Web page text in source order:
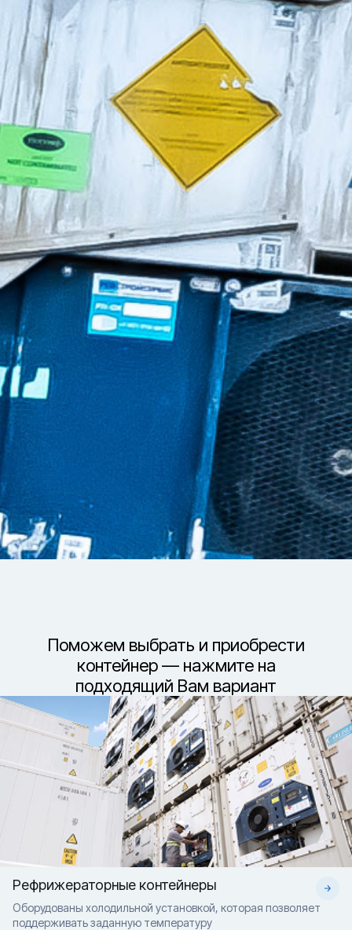
Файлы cookie
Мы используем файлы cookie и обрабатываем
персональные данные с использованием
Яндекс Метрики. Продолжая пользоваться
сайтом,
Персональных данных.
Принять
Поможем выбрать и приобрести
контейнер— нажмите на
подходящий Вам вариант
Рефрижераторные контейнеры
Оборудованы холодильной установкой, которая позволяет
поддерживать заданную температуру